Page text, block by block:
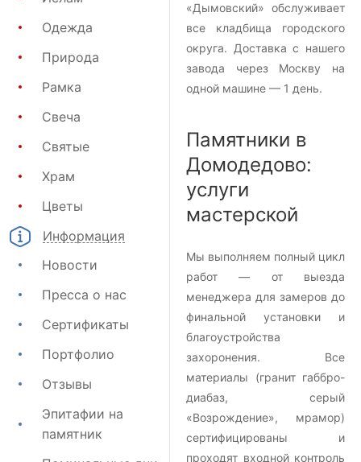
Одежда
Природа
Рамка
Свеча
Святые
Храм
Цветы
Информация
Новости
Пресса о нас
Сертификаты
Портфолио
Отзывы
Эпитафии на
памятник
«Дымовский» обслуживает
все кладбища городского
округа. Доставка с нашего
завода через Москву на
одной машине — 1 день.
Памятники в
Домодедово:
услуги
мастерской
Мы выполняем полный цикл
работ — от выезда
менеджера для замеров до
финальной установки и
благоустройства
захоронения. Все
материалы (гранит габбро-
диабаз, серый
«Возрождение», мрамор)
сертифицированы и
проходят входной контроль